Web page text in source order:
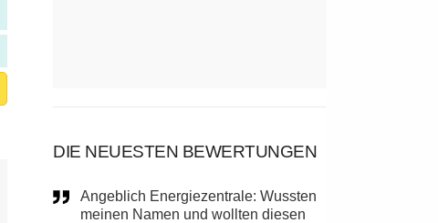
DIE NEUESTEN BEWERTUNGEN
Angeblich Energiezentrale: Wussten
meinen Namen und wollten diesen